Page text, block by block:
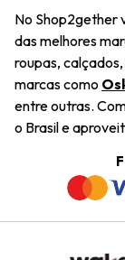
Saiu na Mídia
Sustentabilidade
Navegando
Termos e
Trabalhe
Regulamento e
Wishlist
Troca Fácil
Restituição de
Dúvidas
Termos e
Política de
No Shop2gether
das melhores
roupas,
marcas como
entre outras.
o Brasil e